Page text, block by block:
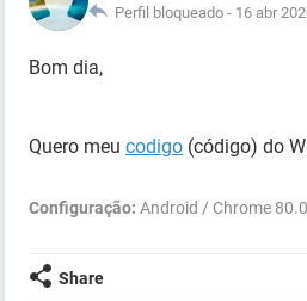
Perfil bloqueado - 16 abr
Bom dia,
Quero meu codigo (código) do
Configuração: Android / Chrome
Share